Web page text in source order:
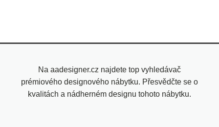
Na aadesigner.cz najdete top vyhledávač
prémiového designového nábytku. Přesvědčte se o
kvalitách a nádherném designu tohoto nábytku.